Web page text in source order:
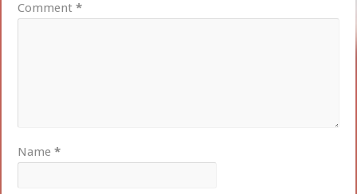
Comment*
Name*